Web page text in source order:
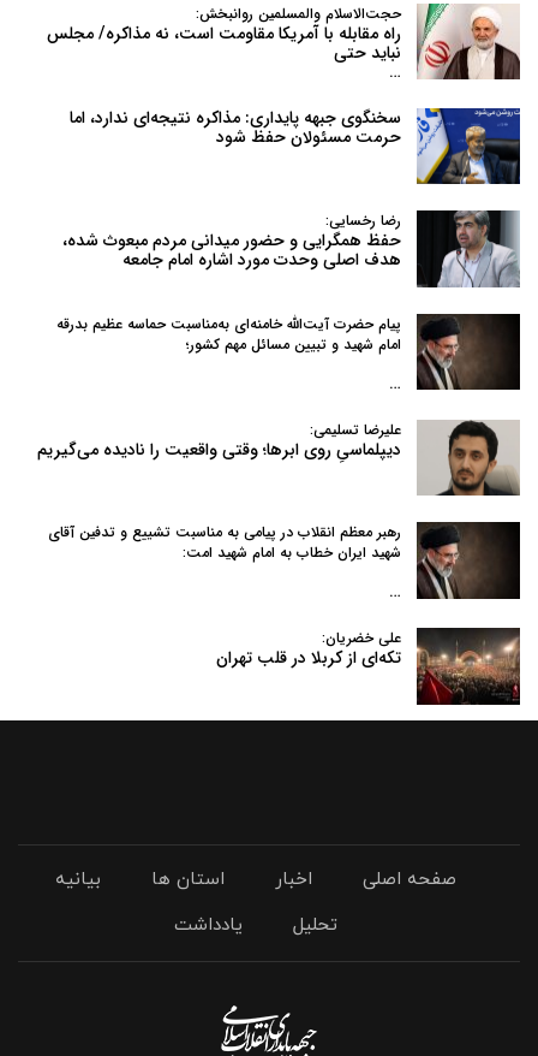
حجت‌الاسلام والمسلمین روانبخش:
راه مقابله با آمریکا مقاومت است، نه مذاکره/ مجلس
نباید حتی
…
سخنگوی جبهه پایداری: مذاکره نتیجه‌ای ندارد، اما
حرمت مسئولان حفظ شود
رضا رخسایی:
حفظ همگرایی و حضور میدانی مردم مبعوث شده،
هدف اصلی وحدت مورد اشاره امام جامعه
پیام حضرت آیت‌الله خامنه‌ای به‌مناسبت حماسه عظیم بدرقه
امام شهید و تبیین مسائل مهم کشور؛
…
علیرضا تسلیمی:
دیپلماسیِ روی ابرها؛ وقتی واقعیت را نادیده می‌گیریم
رهبر معظم انقلاب در پیامی به‌ مناسبت تشییع و تدفین آقای
شهید ایران خطاب به امام شهید امت:
…
علی خضریان:
تکه‌ای از کربلا در قلب تهران
صفحه اصلی اخبار استان ها
بیانیه
تحلیل
یادداشت